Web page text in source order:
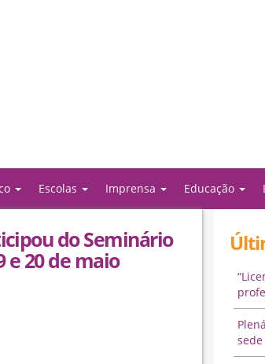
Escolas Imprensa Educação
do Seminário
e 20 de maio